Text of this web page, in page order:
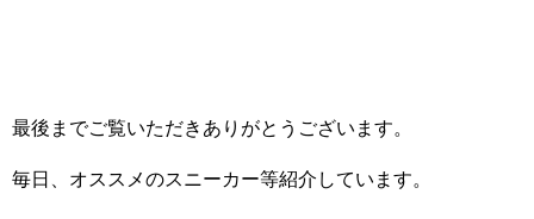
最後までご覧いただきありがとうございます。
毎日、オススメのスニーカー等紹介しています。